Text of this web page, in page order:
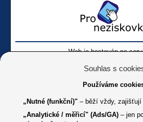
Web je hostován na
Souhlas s
Používáme
„Nutné (funkční)" – běží vždy, zajišťují
„Analytické / měřicí" (Ads/GA) – jen